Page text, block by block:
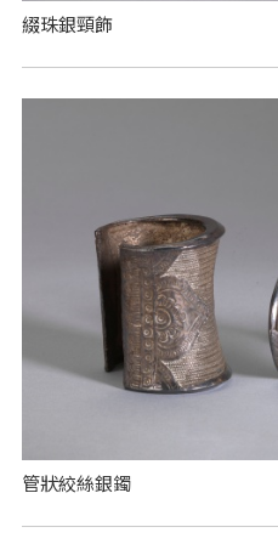
綴珠銀頸飾
管狀絞絲銀鐲